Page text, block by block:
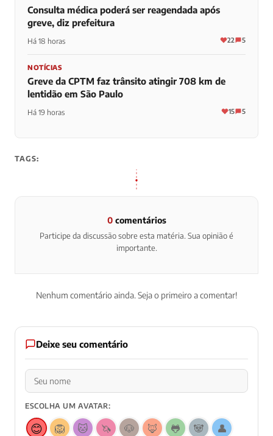
Consulta médica poderá ser reagendada após
greve, diz prefeitura
Há 18 horas 22 5
NOTÍCIAS
Greve da CPTM faz trânsito atingir 708 km de
lentidão em São Paulo
Há 19 horas 15 5
TAGS:
0comentários
Participe da discussão sobre esta matéria. Sua opinião é
importante.
Nenhum comentário ainda. Seja o primeiro a comentar!
Deixe seu comentário
ESCOLHA UM AVATAR:
😊 🦁 🐱 🦄 🐶 🦊 🐸 🐼
👤